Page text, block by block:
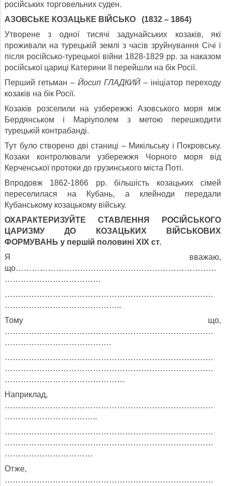
російських торговельних суден.
АЗОВСЬКЕ КОЗАЦЬКЕ ВІЙСЬКО (1832 – 1864)
Утворене з одної тисячі задунайських козаків, які
проживали на турецькій землі з часів зруйнування Січі і
після російсько-турецької війни 1828-1829 рр. за наказом
російської цариці Катерини ІІ перейшли на бік Росії.
Перший гетьман – Йосип ГЛАДКИЙ– ініціатор переходу
козаків на бік Росії.
Козаків розселили на узбережжі Азовського моря між
Бердянськом і Маріуполем з метою перешкодити
турецькій контрабанді.
Тут було створено дві станиці – Микільську і Покровську.
Козаки контролювали узбережжя Чорного моря від
Керченської протоки до грузинського міста Поті.
Впродовж 1862-1866 рр. більшість козацьких сімей
переселилася на Кубань, а клейноди передали
Кубанському козацькому війську.
ОХАРАКТЕРИЗУЙТЕ СТАВЛЕННЯ РОСІЙСЬКОГО
ЦАРИЗМУ ДО КОЗАЦЬКИХ ВІЙСЬКОВИХ
ФОРМУВАНЬ у першій половині ХІХ ст.
Я вважаю,
що…………………………………………………………………
………………………………
……………………………………………………………………
……………………………………..
Тому що,
……………………………………………………………………
………………………………….
……………………………………………………………………
……………………………………………………………………
………………………………………
Наприклад,
……………………………………………………………………
……………………………..
……………………………………………………………………
……………………………………………………………………
……………………………
Отже,
……………………………………………………………………